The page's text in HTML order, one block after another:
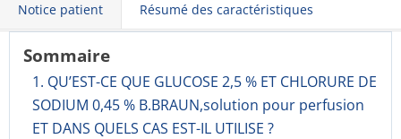
Notice patient Résumé des caractéristiques
Sommaire
1. QU’EST-CE QUE GLUCOSE 2,5 % ET CHLORURE DE
SODIUM 0,45 % B.BRAUN,solution pour perfusion
ET DANS QUELS CAS EST-IL UTILISE ?